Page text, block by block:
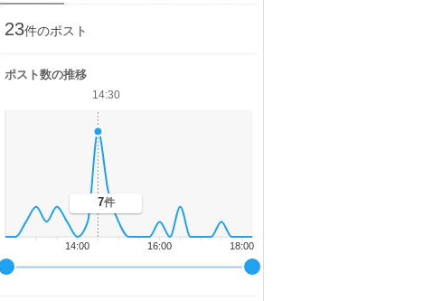
23件のポスト
ポスト数の推移
18:00
16:00
14:00
14:30
7件